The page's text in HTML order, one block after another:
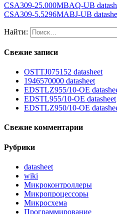
CSA309-25.000MBAQ-UB
CSA309-5.5296MABJ-UB
Найти:
Свежие записи
OSTTJ075152 datasheet
1946570000 datasheet
EDSTLZ955/10-OE
EDSTL955/10-OE datasheet
EDSTLZ950/10-OE
Свежие комментарии
Рубрики
datasheet
wiki
Микроконтроллеры
Микропроцессоры
Микросхема
Программирование